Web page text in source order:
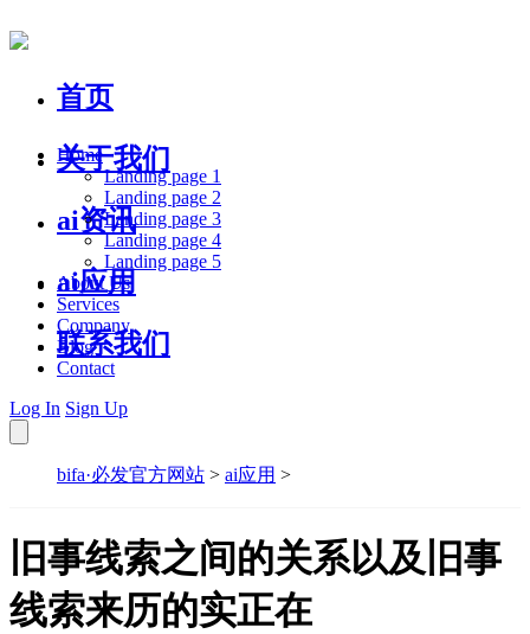
首页
关于我们
ai资讯
ai应用
联系我们
Home
Landing page 1
Landing page 2
Landing page 3
Landing page 4
Landing page 5
About Us
Services
Company
Blog
Contact
Log In Sign Up
bifa·必发官方网站 > ai应用 >
旧事线索之间的关系以及旧事
线索来历的实正在